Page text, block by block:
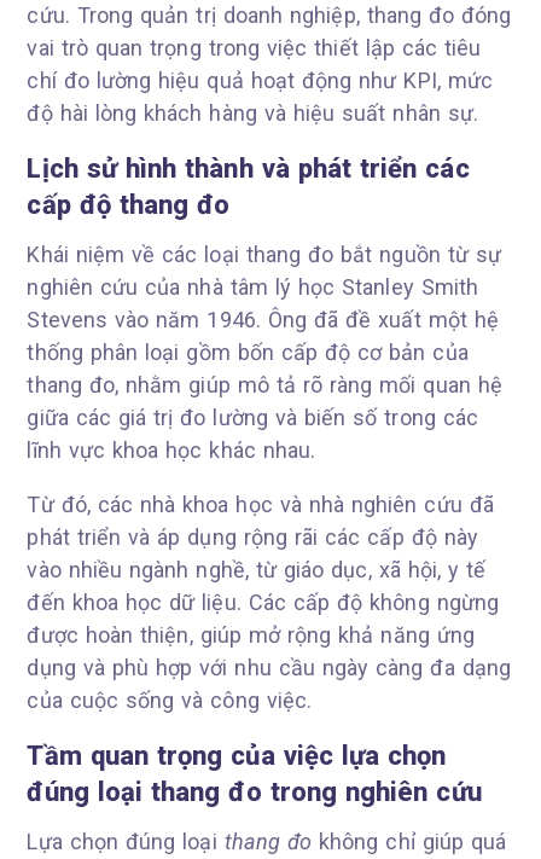
cứu. Trong quản trị doanh nghiệp, thang đo đóng
vai trò quan trọng trong việc thiết lập các tiêu
chí đo lường hiệu quả hoạt động như KPI, mức
độ hài lòng khách hàng và hiệu suất nhân sự.
Lịch sử hình thành và phát triển các
cấp độ thang đo
Khái niệm về các loại thang đo bắt nguồn từ sự
nghiên cứu của nhà tâm lý học Stanley Smith
Stevens vào năm 1946. Ông đã đề xuất một hệ
thống phân loại gồm bốn cấp độ cơ bản của
thang đo, nhằm giúp mô tả rõ ràng mối quan hệ
giữa các giá trị đo lường và biến số trong các
lĩnh vực khoa học khác nhau.
Từ đó, các nhà khoa học và nhà nghiên cứu đã
phát triển và áp dụng rộng rãi các cấp độ này
vào nhiều ngành nghề, từ giáo dục, xã hội, y tế
đến khoa học dữ liệu. Các cấp độ không ngừng
được hoàn thiện, giúp mở rộng khả năng ứng
dụng và phù hợp với nhu cầu ngày càng đa dạng
của cuộc sống và công việc.
Tầm quan trọng của việc lựa chọn
đúng loại thang đo trong nghiên cứu
Lựa chọn đúng loại thang đo không chỉ giúp quá